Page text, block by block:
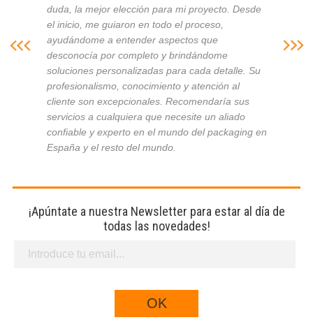
duda, la mejor elección para mi proyecto. Desde
el inicio, me guiaron en todo el proceso,
ayudándome a entender aspectos que
desconocía por completo y brindándome
soluciones personalizadas para cada detalle. Su
profesionalismo, conocimiento y atención al
cliente son excepcionales. Recomendaría sus
servicios a cualquiera que necesite un aliado
confiable y experto en el mundo del packaging en
España y el resto del mundo.
¡Apúntate a nuestra Newsletter para estar al día de
todas las novedades!